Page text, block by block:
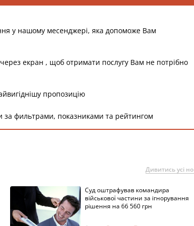
у нашому месенджері, яка допоможе Вам
екран , щоб отримати послугу Вам не потрібно
пропозицію
фильтрами, показниками та рейтингом
Дивитись усі
Суд оштрафував командира
військової частини за ігнорування
рішення на 66 560 грн